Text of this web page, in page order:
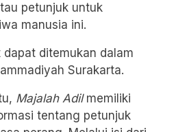
petunjuk untuk
manusia ini.
ditemukan dalam
Surakarta.
Majalah Adilmemiliki
tentang petunjuk